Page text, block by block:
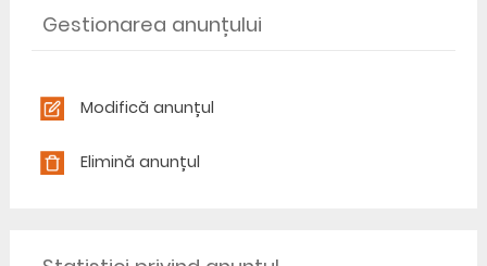
Gestionarea anunțului
Modifică anunțul
Elimină anunțul